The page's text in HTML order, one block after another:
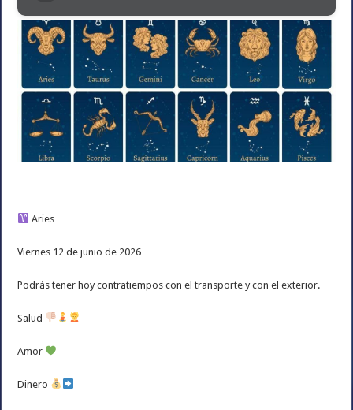
Aries
Viernes 12 de junio de 2026
Podrás tener hoy contratiempos con el transporte y con el exterior.
Salud
Amor
Dinero